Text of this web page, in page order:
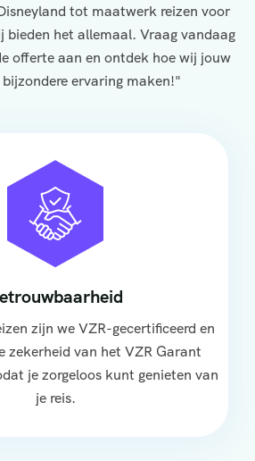
tot maatwerk reizen voor
bieden het allemaal. Vraag vandaag
offerte aan en ontdek hoe wij jouw
ervaring maken!"
zijn we VZR-gecertificeerd en
zekerheid van het VZR Garant
je zorgeloos kunt genieten van
je reis.